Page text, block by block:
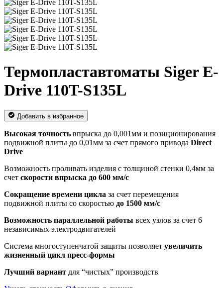
Термопластавтоматы Siger E-
Drive 110T-S135L
Добавить в избранное
Высокая точность впрыска до 0,001мм и позиционирования
подвижной плиты до 0,01мм за счет прямого привода Direct
Drive
Возможность проливать изделия с толщиной стенки 0,4мм за
счет скорости впрыска до 600 мм/с
Сокращение времени цикла за счет перемещения
подвижной плиты со скоростью до 1500 мм/с
Возможность параллельной работы всех узлов за счет 6
независимых электродвигателей
Система многоступенчатой защиты позволяет увеличить
жизненный цикл пресс-формы
Лучший вариант для “чистых” производств